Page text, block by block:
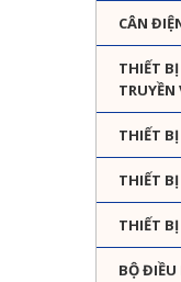
CÂN
THIẾT
THIẾT
THIẾT
THIẾT
BỘ ĐIỀU